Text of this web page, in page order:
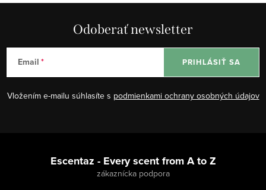
Odoberať newsletter
Email
Vložením e-mailu súhlasíte s podmienkami ochrany osobných údajov
PRIHLÁSIŤ SA
Escentaz - Every scent from A to Z